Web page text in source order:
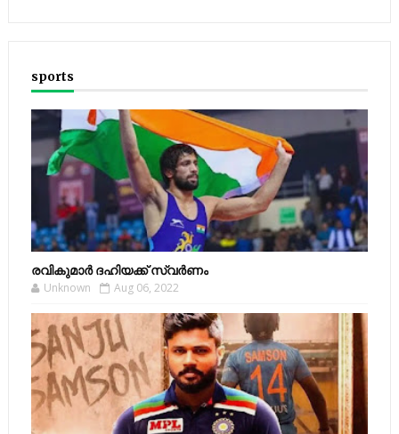
sports
രവികുമാര്‍ ദഹിയക്ക് സ്വര്‍ണം
Unknown Aug 06, 2022